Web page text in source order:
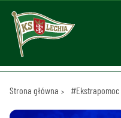
Strona główna